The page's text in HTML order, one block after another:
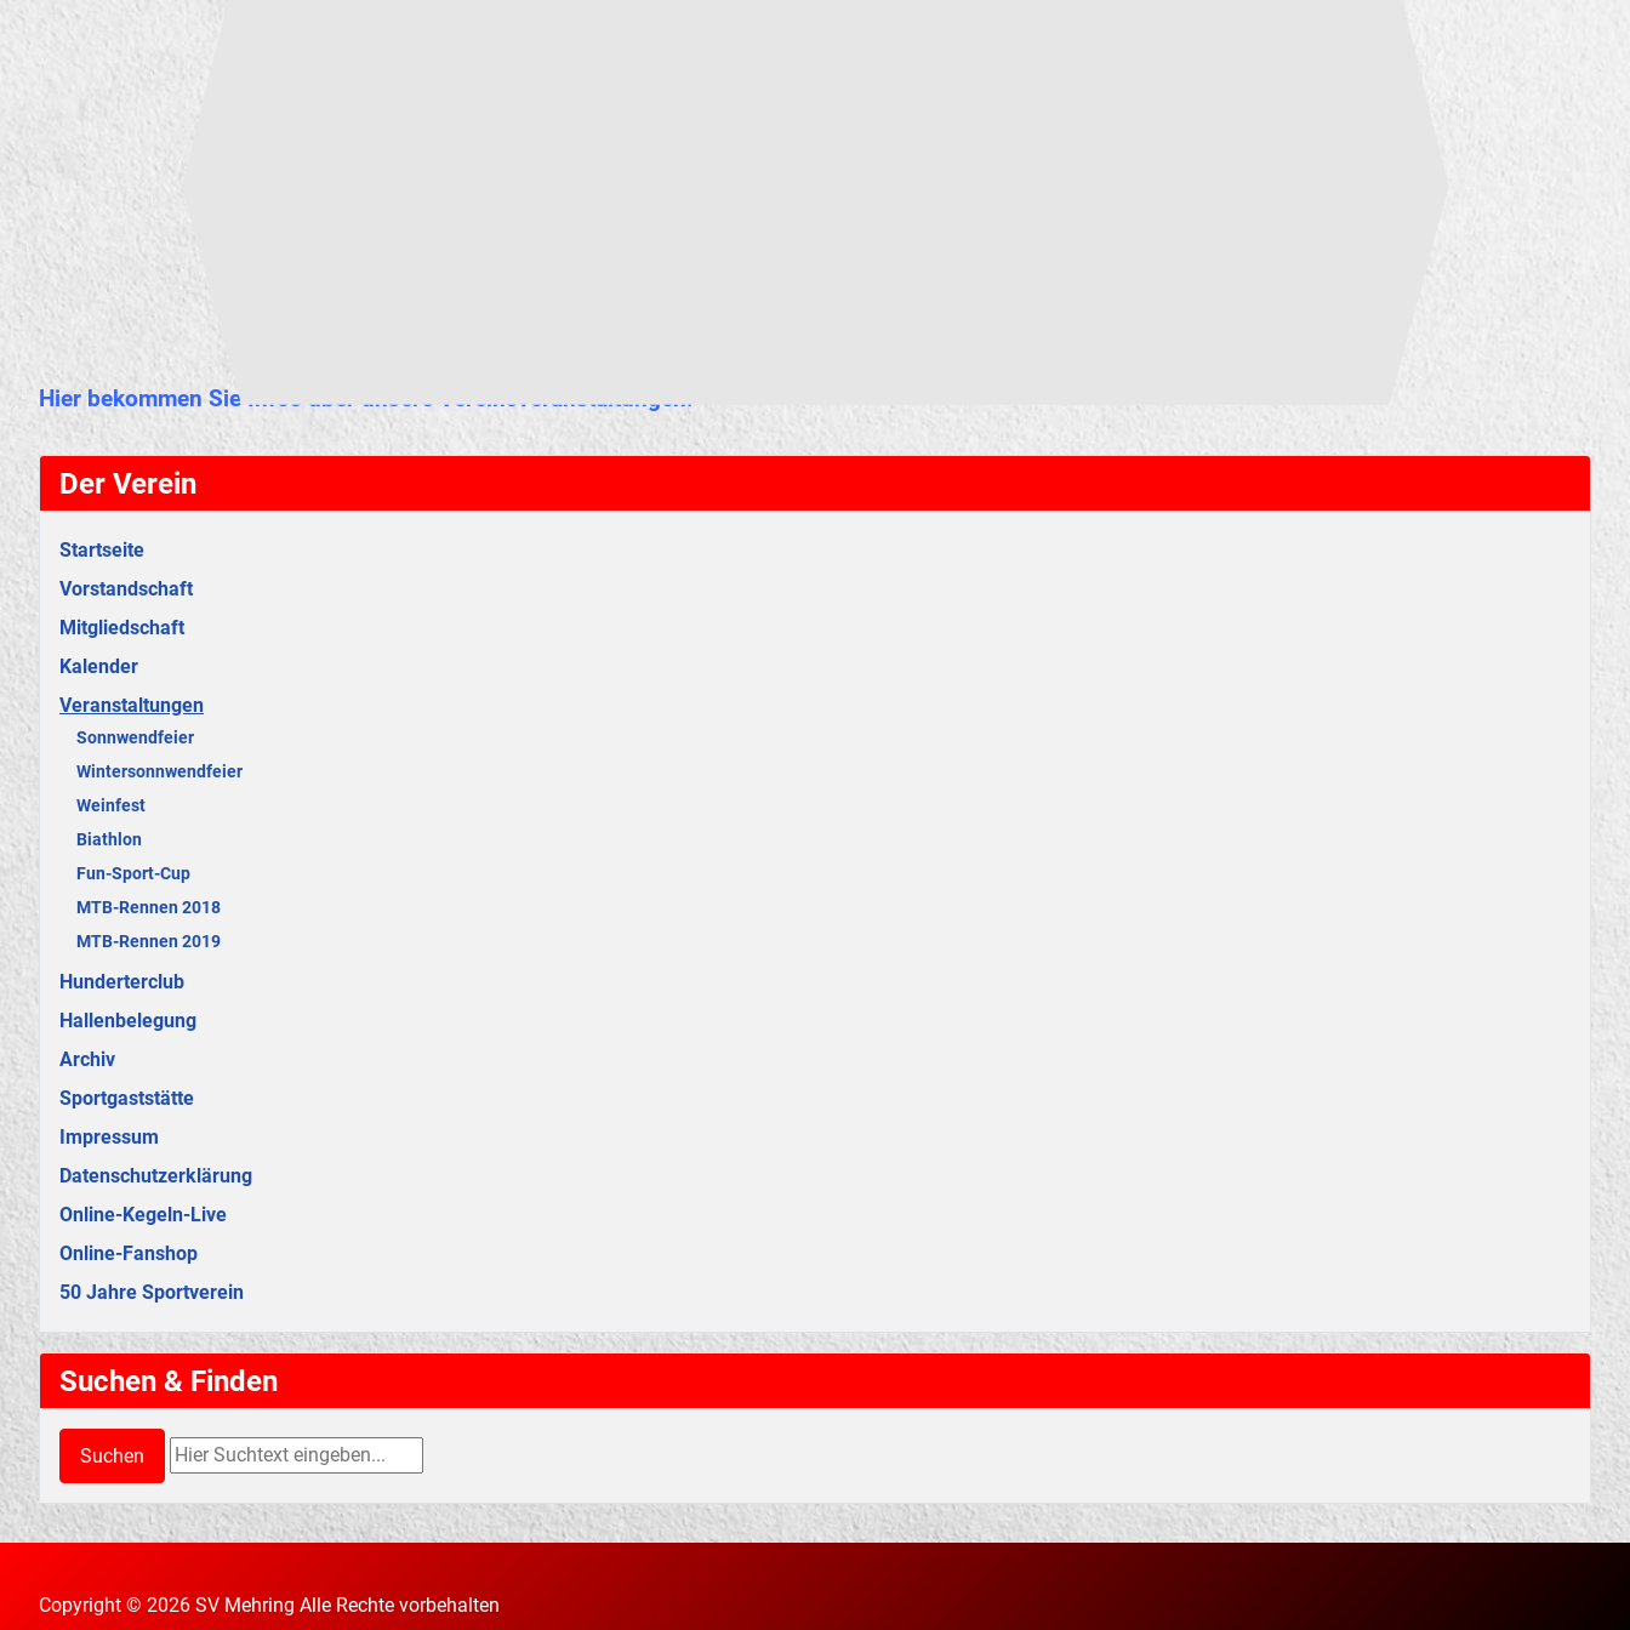
Der Verein
Startseite
Vorstandschaft
Mitgliedschaft
Kalender
Veranstaltungen
Sonnwendfeier
Wintersonnwendfeier
Weinfest
Biathlon
Fun-Sport-Cup
MTB-Rennen 2018
MTB-Rennen 2019
Hunderterclub
Hallenbelegung
Archiv
Sportgaststätte
Impressum
Datenschutzerklärung
Online-Kegeln-Live
Online-Fanshop
50 Jahre Sportverein
Suchen & Finden
Suchen
Suchen & Finden
Hier bekommen Sie Infos über unsere Vereinsveranstaltungen.
Copyright © 2026 SV Mehring Alle Rechte vorbehalten